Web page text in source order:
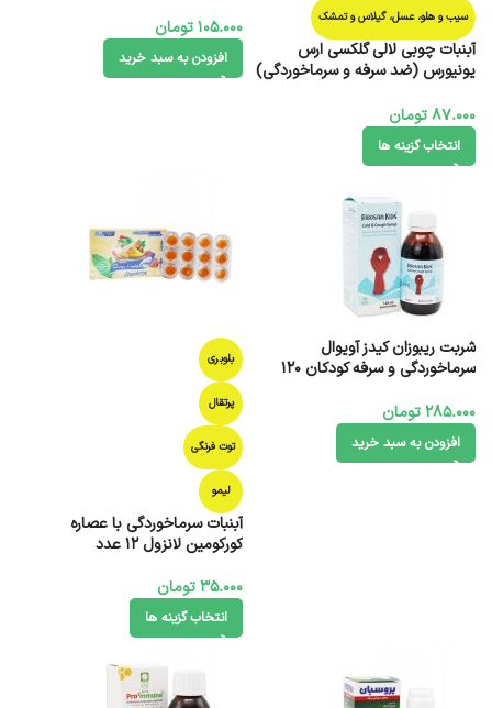
سیب و هلو، عسل، گیلاس و تمشک
آبنبات چوبی لالی گلکسی ارس
یونیورس (ضد سرفه و سرماخوردگی)
87.000تومان
انتخاب گزینه ها
105.000تومان
افزودن به سبد خرید
شربت ریبوزان کیدز آویوال
سرماخوردگی و سرفه کودکان 120
285.000تومان
افزودن به سبد خرید
بلوبری
پرتقال
توت فرنگی
لیمو
آبنبات سرماخوردگی با عصاره
کورکومین لانزول 12 عدد
35.000تومان
انتخاب گزینه ها